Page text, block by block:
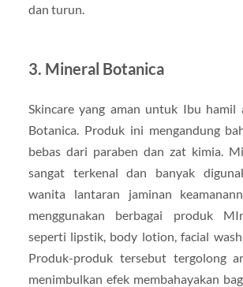
dan turun.
3. Mineral Botanica
Skincare yang aman untuk Ibu hamil
Botanica. Produk ini mengandung
bebas dari paraben dan zat kimia.
sangat terkenal dan banyak
wanita lantaran jaminan
menggunakan berbagai produk
seperti lipstik, body lotion, facial
Produk-produk tersebut tergolong
menimbulkan efek membahayakan